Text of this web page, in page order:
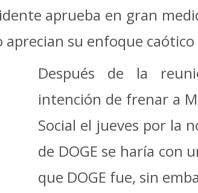
aprueba en gran
su enfoque
Después de la
intención de frenar a
Social el jueves por la
de DOGE se haría con
que DOGE fue, sin